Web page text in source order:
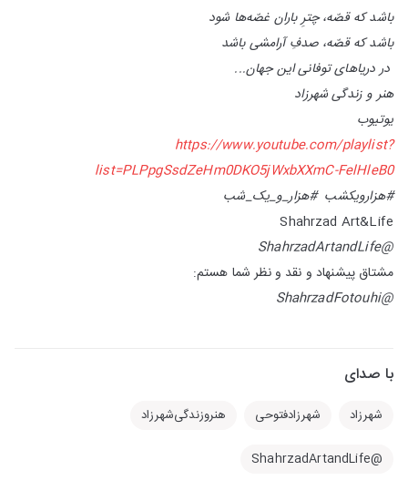
باشد که قصّه، چترِ باران غصّه‌ها شود
باشد که قصّه، صدفِ آرامشی باشد
در دریا‌های توفانی این جهان...
هنر و زندگی شهرزاد
یوتیوب
https://www.youtube.com/playlist?
list=PLPpgSsdZeHm0DKO5jWxbXXmC-FelHleB0
#هزارویکشب #هزار_و_یک_شب
Shahrzad Art&Life
@ShahrzadArtandLife
مشتاق پیشنهاد و نقد و نظر شما هستم:
@ShahrzadFotouhi
با صدای
شهرزاد شهرزادفتوحی هنرو‌زندگی‌شهرزاد
@ShahrzadArtandLife